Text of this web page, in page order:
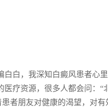
白，我深知白癜风患者心
疗资源，很多人都会问：“
者朋友对健康的渴望，对